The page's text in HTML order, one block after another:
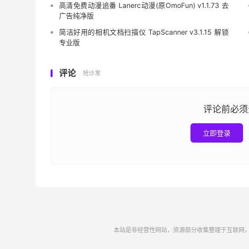
高清免费动漫追番 Lanerc动漫(原OmoFun) v1.1.73 去
广告纯净版
简洁好用的相机文档扫描仪 TapScanner v3.1.15 解锁
专业版
评论 抢沙发
评论前必须
立即登录
本站是非经营性网站，资源部分收集整理于互联网